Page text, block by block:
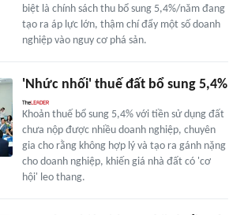
biệt là chính sách thu bổ sung 5,4%/năm đang
tạo ra áp lực lớn, thậm chí đẩy một số doanh
nghiệp vào nguy cơ phá sản.
'Nhức nhối' thuế đất bổ sung 5,4%
Khoản thuế bổ sung 5,4% với tiền sử dụng đất
chưa nộp được nhiều doanh nghiệp, chuyên
gia cho rằng không hợp lý và tạo ra gánh nặng
cho doanh nghiệp, khiến giá nhà đất có 'cơ
hội' leo thang.